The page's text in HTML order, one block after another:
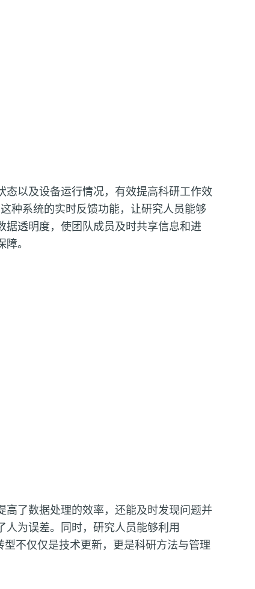
以及设备运行情况，有效提高科研工作效
种系统的实时反馈功能，让研究人员能够
透明度，使团队成员及时共享信息和进
。
了数据处理的效率，还能及时发现问题并
为误差。同时，研究人员能够利用
不仅仅是技术更新，更是科研方法与管理